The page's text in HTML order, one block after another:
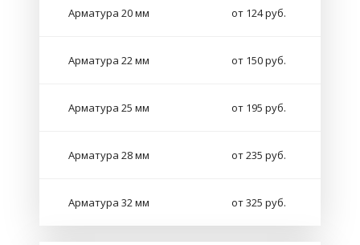
Арматура 20 мм от 124 руб.
Арматура 22 мм от 150 руб.
Арматура 25 мм от 195 руб.
Арматура 28 мм от 235 руб.
Арматура 32 мм от 325 руб.